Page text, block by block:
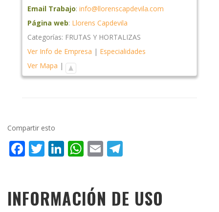
Email Trabajo: info@llorenscapdevila.com
Página web: Llorens Capdevila
Categorías: FRUTAS Y HORTALIZAS
Ver Info de Empresa | Especialidades
Ver Mapa |
Compartir esto
Facebook
Twitter
LinkedIn
WhatsApp
Email
INFORMACIÓN DE USO